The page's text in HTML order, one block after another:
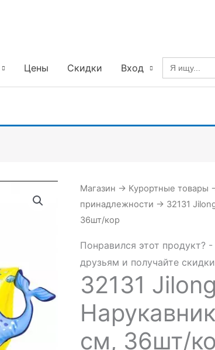
Цены Скидки Вход
Search
for:
Магазин → Курортные товары
принадлежности → 32131
36шт/кор
Понравился этот продукт?
друзьям и получайте
32131 Jilong
см, 36шт/